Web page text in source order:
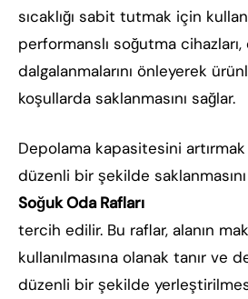
sıcaklığı sabit tutmak için
performanslı soğutma cihazları,
dalgalanmalarını önleyerek
koşullarda saklanmasını sağlar.
Depolama kapasitesini
düzenli bir şekilde
Soğuk Oda Rafları
tercih edilir. Bu raflar, alanın
kullanılmasına olanak tanır ve
düzenli bir şekilde